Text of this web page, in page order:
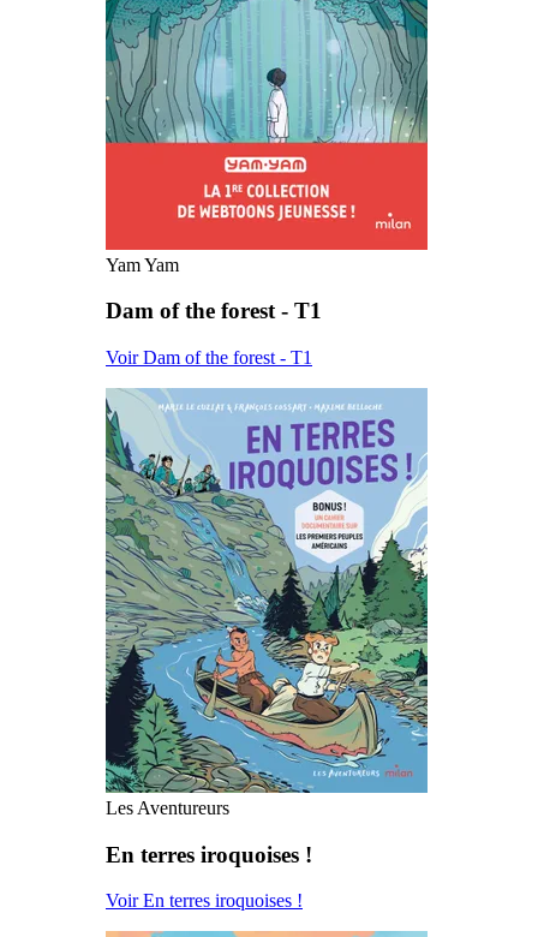
Yam Yam
Dam of the forest - T1
Voir Dam of the forest - T1
Les Aventureurs
En terres iroquoises !
Voir En terres iroquoises !